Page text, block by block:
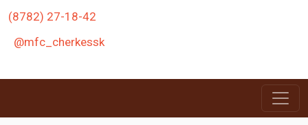
(8782) 27-18-42
@mfc_cherkessk